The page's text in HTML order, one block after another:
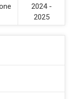
2024 -
2025